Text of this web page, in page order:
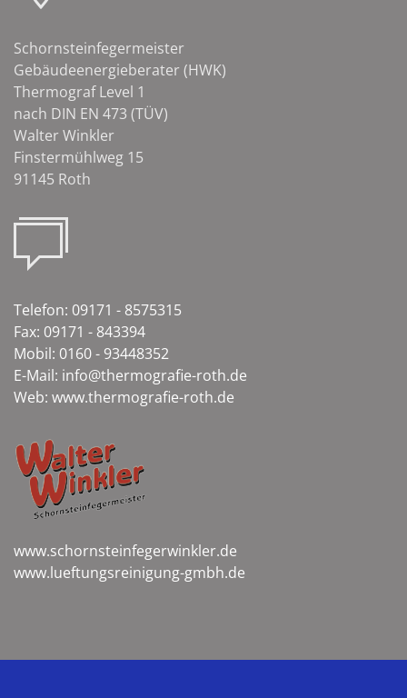
Schornsteinfegermeister
Gebäudeenergieberater (HWK)
Thermograf Level 1
nach DIN EN 473 (TÜV)
Walter Winkler
Finstermühlweg 15
91145 Roth
Telefon: 09171 - 8575315
Fax: 09171 - 843394
Mobil: 0160 - 93448352
E-Mail: info@thermografie-roth.de
Web: www.thermografie-roth.de
www.schornsteinfegerwinkler.de
www.lueftungsreinigung-gmbh.de